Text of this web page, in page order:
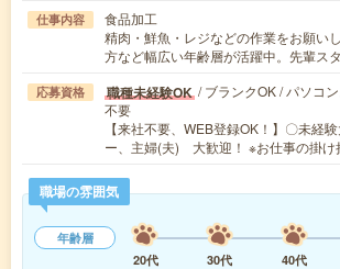
仕事内容
食品加工
精肉・鮮魚・レジなどの作業をお願い
方など幅広い年齢層が活躍中。先輩ス
応募資格 職種未経験OK / ブランクOK / パソコ
不要
【来社不要、WEB登録OK！】〇未経
ー、主婦(夫) 大歓迎！ ※お仕事の掛
職場の雰囲気
年齢層
20代
30代 40代